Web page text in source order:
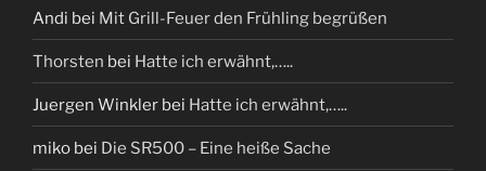
Andi bei Mit Grill-Feuer den Frühling begrüßen
Thorsten bei Hatte ich erwähnt,…..
Juergen Winkler bei Hatte ich erwähnt,…..
miko bei Die SR500 – Eine heiße Sache